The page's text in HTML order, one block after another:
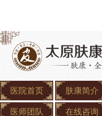
医院首页 肤康简介
医师团队 在线咨询